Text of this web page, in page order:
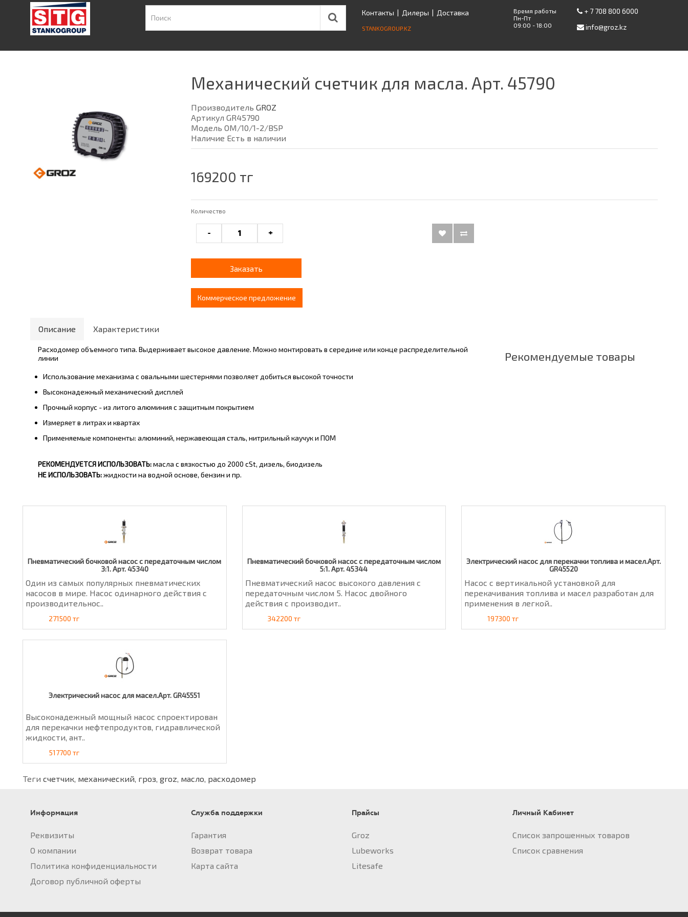
Контакты | Дилеры | Доставка
STANKOGROUP.KZ
Время работы
Пн-Пт
09:00 - 18:00
+ 7 708 800 6000
info@groz.kz
Механический счетчик для масла. Арт. 45790
Производитель GROZ
Артикул GR45790
Модель OM/10/1-2/BSP
Наличие Есть в наличии
169200 тг
Количество
- +
Заказать
Коммерческое предложение
Описание Характеристики
Расходомер объемного типа. Выдерживает высокое давление. Можно монтировать в середине или конце распределительной
линии
Использование механизма с овальными шестернями позволяет добиться высокой точности
Высоконадежный механический дисплей
Прочный корпус - из литого алюминия с защитным покрытием
Измеряет в литрах и квартах
Применяемые компоненты: алюминий, нержавеющая сталь, нитрильный каучук и ПОМ
РЕКОМЕНДУЕТСЯ ИСПОЛЬЗОВАТЬ:масла с вязкостью до 2000 cSt, дизель, биодизель
НЕ ИСПОЛЬЗОВАТЬ:жидкости на водной основе, бензин и пр.
Рекомендуемые товары
Пневматический бочковой насос с передаточным числом
3:1. Арт. 45340
Один из самых популярных пневматических
насосов в мире. Насос одинарного действия с
производительнос..
271500 тг
Пневматический бочковой насос с передаточным числом
5:1. Арт. 45344
Пневматический насос высокого давления с
передаточным числом 5. Насос двойного
действия с производит..
342200 тг
Электрический насос для перекачки топлива и масел.Арт.
GR45520
Насос с вертикальной установкой для
перекачивания топлива и масел разработан для
применения в легкой..
197300 тг
Электрический насос для масел.Арт. GR45551
Высоконадежный мощный насос спроектирован
для перекачки нефтепродуктов, гидравлической
жидкости, ант..
517700 тг
Теги счетчик, механический, гроз, groz, масло, расходомер
Информация
Реквизиты
О компании
Политика конфиденциальности
Договор публичной оферты
Служба поддержки
Гарантия
Возврат товара
Карта сайта
Прайсы
Groz
Lubeworks
Litesafe
Личный Кабинет
Список запрошенных товаров
Список сравнения